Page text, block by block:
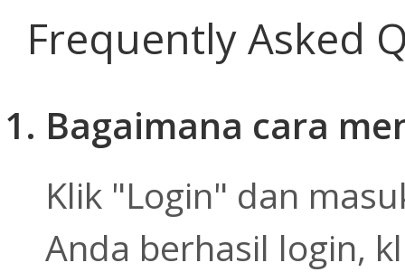
Frequently Asked
Bagaimana cara
Klik "Login" dan
Anda berhasil login,